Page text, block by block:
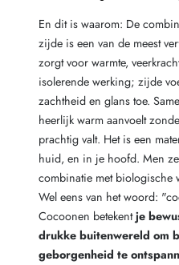
En dit is waarom: De
zijde is een van de meest
zorgt voor warmte,
isolerende werking; zijde
zachtheid en glans toe.
heerlijk warm aanvoelt
prachtig valt. Het is een
huid, en in je hoofd. Men
combinatie met biologische
Wel eens van het woord:
Cocoonen betekentje
drukke buitenwereld om
geborgenheid te